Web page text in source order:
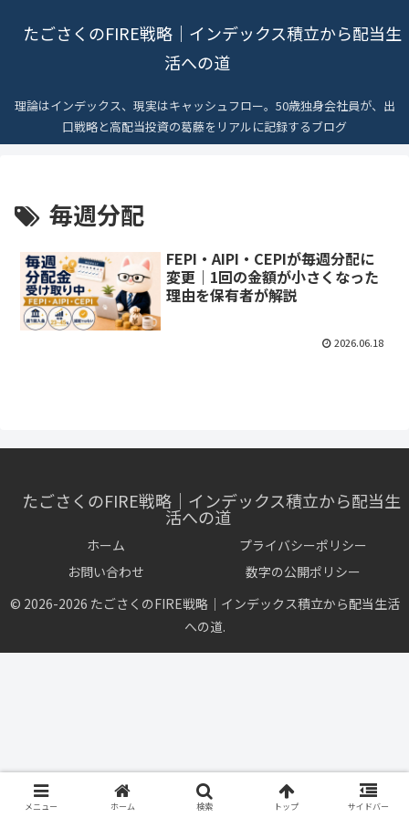
たごさくのFIRE戦略｜インデックス積立から配当生
活への道
理論はインデックス、現実はキャッシュフロー。50歳独身会社員が、出
口戦略と高配当投資の葛藤をリアルに記録するブログ
毎週分配
FEPI・AIPI・CEPIが毎週分配に
変更｜1回の金額が小さくなった
理由を保有者が解説
2026.06.18
たごさくのFIRE戦略｜インデックス積立から配当生
活への道
ホーム
プライバシーポリシー
お問い合わせ
数字の公開ポリシー
© 2026-2026 たごさくのFIRE戦略｜インデックス積立から配当生活
への道.
メニュー ホーム 検索 トップ サイドバー